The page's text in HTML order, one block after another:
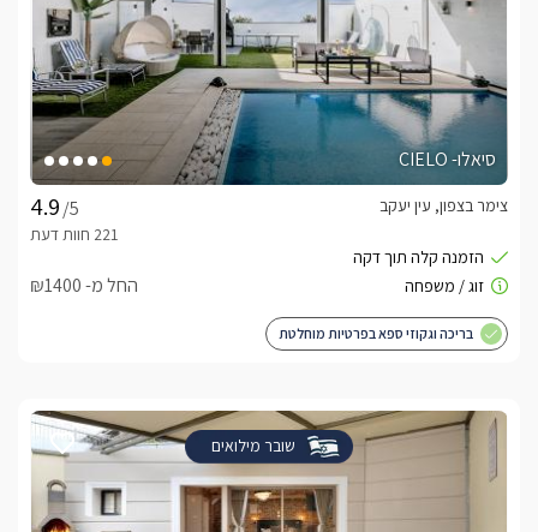
סיאלו- CIELO
/5
צימר בצפון, עין יעקב
החל מ- ₪1400
בריכה וגקוזי ספא בפרטיות מוחלטת
שובר מילואים